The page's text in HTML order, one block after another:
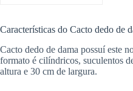
Características do Cacto dedo de
Cacto dedo de dama possuí este
formato é cilíndricos, suculentos
altura e 30 cm de largura.